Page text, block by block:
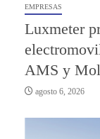
EMPRESAS
Luxmeter
AMS y
agosto 6, 2026